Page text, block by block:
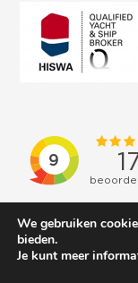
We gebruiken
bieden.
Je kunt meer